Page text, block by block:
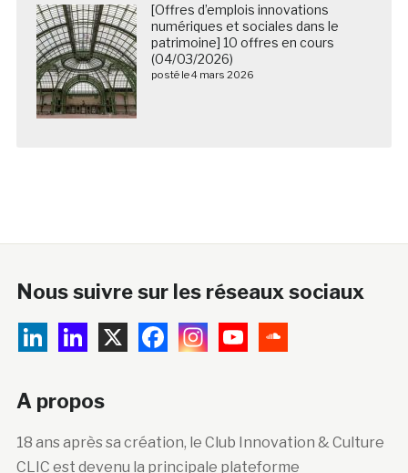
[Offres d’emplois innovations
numériques et sociales dans le
patrimoine] 10 offres en cours
(04/03/2026)
posté le 4 mars 2026
Nous suivre sur les réseaux sociaux
A propos
18 ans après sa création, le Club Innovation & Culture
CLIC est devenu la principale plateforme